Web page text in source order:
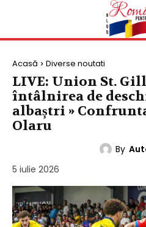
Acasă Diverse noutati
LIVE: Union St.
întâlnirea de
albaștri »
Olaru
By
5 iulie 2026